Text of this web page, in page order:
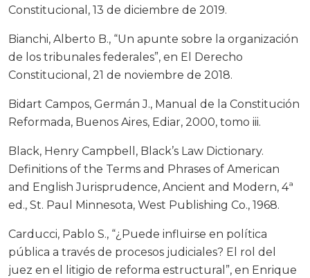
Constitucional, 13 de diciembre de 2019.
Bianchi, Alberto B., “Un apunte sobre la organización
de los tribunales federales”, en El Derecho
Constitucional, 21 de noviembre de 2018.
Bidart Campos, Germán J., Manual de la Constitución
Reformada, Buenos Aires, Ediar, 2000, tomo iii.
Black, Henry Campbell, Black’s Law Dictionary.
Definitions of the Terms and Phrases of American
and English Jurisprudence, Ancient and Modern, 4ª
ed., St. Paul Minnesota, West Publishing Co., 1968.
Carducci, Pablo S., “¿Puede influirse en política
pública a través de procesos judiciales? El rol del
juez en el litigio de reforma estructural”, en Enrique